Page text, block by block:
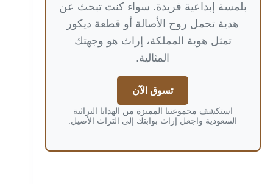
بلمسة إبداعية فريدة. سواء كنت تبحث عن
هدية تحمل روح الأصالة أو قطعة ديكور
تمثل هوية المملكة، إراث هو وجهتك
المثالية.
تسوق الآن
استكشف مجموعتنا المميزة من الهدايا التراثية
السعودية واجعل إراث بوابتك إلى التراث الأصيل.